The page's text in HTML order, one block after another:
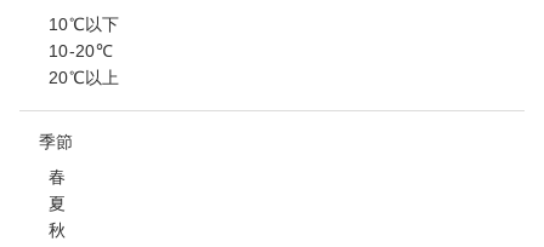
10℃以下
10-20℃
20℃以上
季節
春
夏
秋